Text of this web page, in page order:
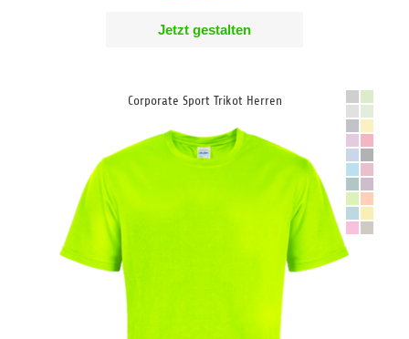
Jetzt gestalten
Corporate Sport Trikot Herren